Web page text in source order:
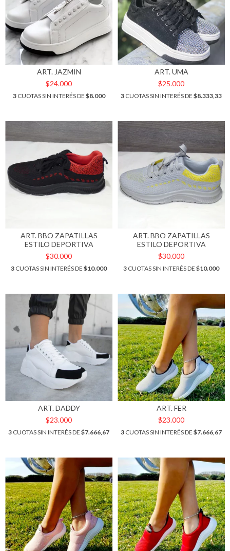
ART. JAZMIN
$24.000
3CUOTAS SIN INTERÉS DE $8.000
ART. UMA
$25.000
3 CUOTAS SIN INTERÉS DE $8.333,33
ART. BBO ZAPATILLAS
ESTILO DEPORTIVA
$30.000
3 CUOTAS SIN INTERÉS DE $10.000
ART. BBO ZAPATILLAS
ESTILO DEPORTIVA
$30.000
3 CUOTAS SIN INTERÉS DE $10.000
ART. DADDY
$23.000
3 CUOTAS SIN INTERÉS DE $7.666,67
ART. FER
$23.000
3 CUOTAS SIN INTERÉS DE $7.666,67